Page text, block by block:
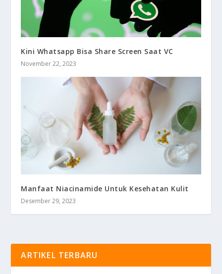
Kini Whatsapp Bisa Share Screen Saat VC
November 22, 2023
Manfaat Niacinamide Untuk Kesehatan Kulit
Desember 29, 2023
ARTIKEL TERBARU